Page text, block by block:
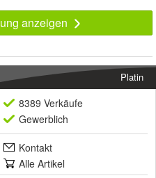
anzeigen
Platin
8389 Verkäufe
Gewerblich
Kontakt
Alle Artikel